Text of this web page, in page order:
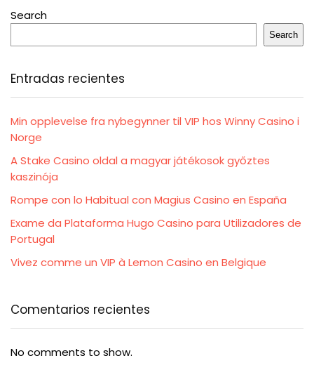
Search
Search
Entradas recientes
Min opplevelse fra nybegynner til VIP hos Winny Casino i
Norge
A Stake Casino oldal a magyar játékosok győztes
kaszinója
Rompe con lo Habitual con Magius Casino en España
Exame da Plataforma Hugo Casino para Utilizadores de
Portugal
Vivez comme un VIP à Lemon Casino en Belgique
Comentarios recientes
No comments to show.